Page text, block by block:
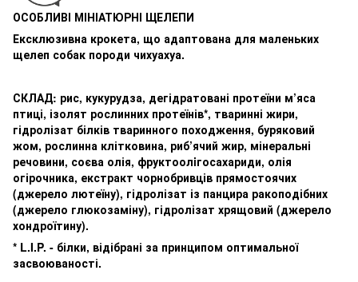
ОСОБЛИВІ МІНІАТЮРНІ ЩЕЛЕПИ
Ексклюзивна крокета, що адаптована для маленьких
щелеп собак породи чихуахуа.
СКЛАД: рис, кукурудза, дегідратовані протеїни м’яса
птиці, ізолят рослинних протеїнів*, тваринні жири,
гідролізат білків тваринного походження, буряковий
жом, рослинна клітковина, риб’ячий жир, мінеральні
речовини, соєва олія, фруктоолiгосахариди, олія
огірочника, екстракт чорнобривців прямостоячих
(джерело лютеїну), гідролізат із панцира ракоподібних
(джерело глюкозаміну), гідролізат хрящовий (джерело
хондроїтину).
* L.I.P. - білки, відібрані за принципом оптимальної
засвоюваності.